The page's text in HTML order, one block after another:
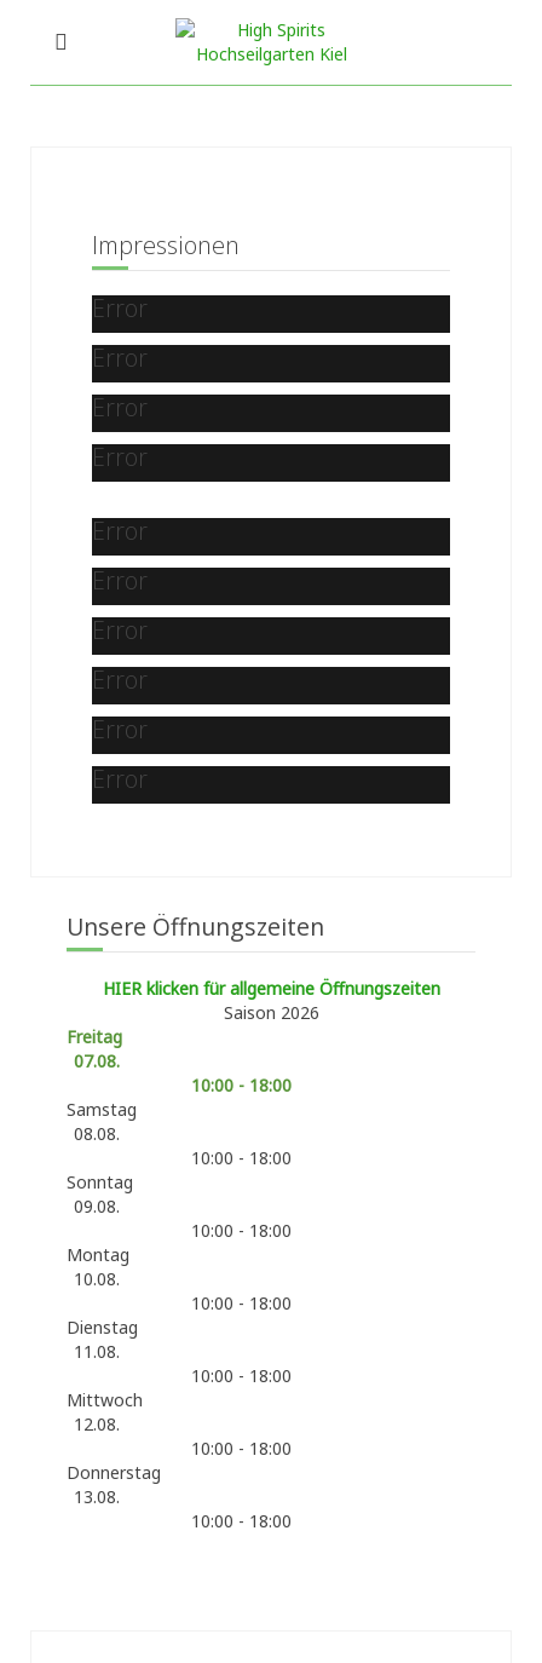
Impressionen
Error
Error
Error
Error
Error
Error
Error
Error
Error
Error
Unsere Öffnungszeiten
HIER klicken für allgemeine Öffnungszeiten
Saison 2026
Freitag
07.08.
10:00 - 18:00
Samstag
08.08.
10:00 - 18:00
Sonntag
09.08.
10:00 - 18:00
Montag
10.08.
10:00 - 18:00
Dienstag
11.08.
10:00 - 18:00
Mittwoch
12.08.
10:00 - 18:00
Donnerstag
13.08.
10:00 - 18:00